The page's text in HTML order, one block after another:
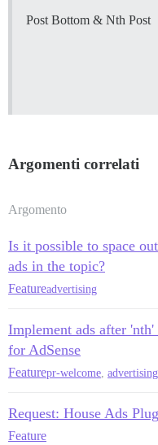
Post Bottom & Nth Post
Argomenti correlati
Argomento
Is it possible to space
ads in the topic?
Featureadvertising
Implement ads after 'nth'
for AdSense
Featurepr-welcome advertising
Request: House Ads
Feature